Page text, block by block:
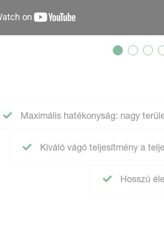
Maximális hatékonyság: nagy
Kiváló vágó teljesítmény a
Hosszú